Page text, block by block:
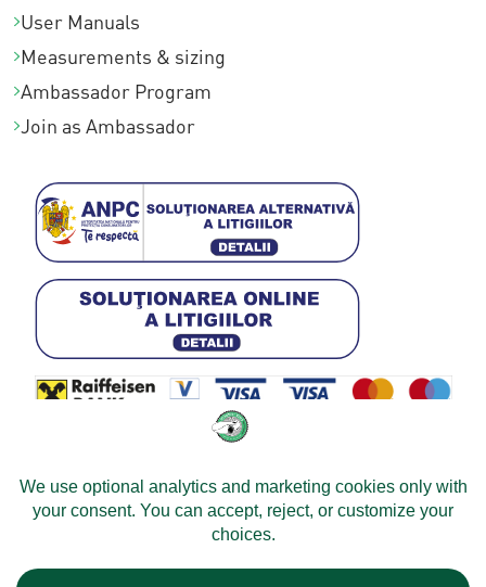
User Manuals
Measurements & sizing
Ambassador Program
Join as Ambassador